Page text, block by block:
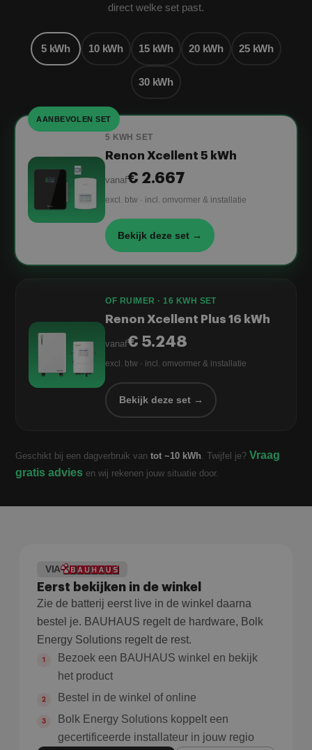
direct welke set past.
5 kWh 10 kWh 15 kWh 20 kWh 25 kWh
30 kWh
AANBEVOLEN SET
5 KWH SET
Renon Xcellent 5 kWh
vanaf€ 2.667
excl. btw · incl. omvormer & installatie
Bekijk deze set →
OF RUIMER · 16 KWH SET
Renon Xcellent Plus 16 kWh
vanaf€ 5.248
excl. btw · incl. omvormer & installatie
Bekijk deze set →
Geschikt bij een dagverbruik vantot ~10 kWh . Twijfel je? Vraag
gratis advies en wij rekenen jouw situatie door.
VIA
Eerst bekijken in de winkel
Zie de batterij eerst live in de winkel daarna
bestel je. BAUHAUS regelt de hardware, Bolk
Energy Solutions regelt de rest.
Bezoek een BAUHAUS winkel en bekijk
het product
Bestel in de winkel of online
Bolk Energy Solutions koppelt een
gecertificeerde installateur in jouw regio